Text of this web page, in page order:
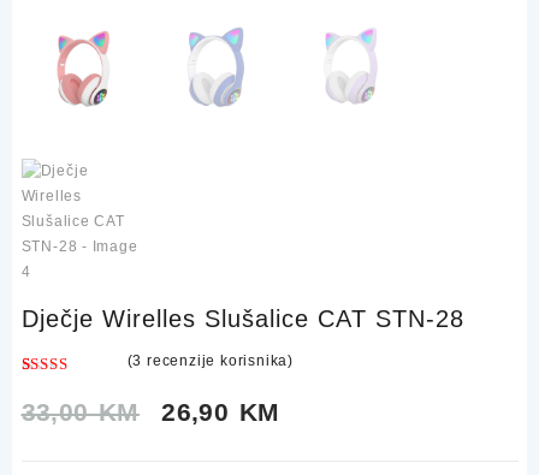
Dječje Wirelles Slušalice CAT STN-28
ocjene:
4.67od
(3 recenzije korisnika)
33,00KM
Original
26,90 KM